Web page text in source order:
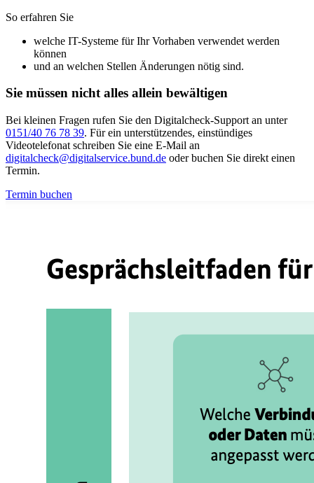
So erfahren Sie
welche IT-Systeme für Ihr Vorhaben verwendet werden
können
und an welchen Stellen Änderungen nötig sind.
Sie müssen nicht alles allein bewältigen
Bei kleinen Fragen rufen Sie den Digitalcheck-Support an unter
0151/40 76 78 39. Für ein unterstützendes, einstündiges
Videotelefonat schreiben Sie eine E-Mail an
digitalcheck@digitalservice.bund.de oder buchen Sie direkt einen
Termin.
Termin buchen